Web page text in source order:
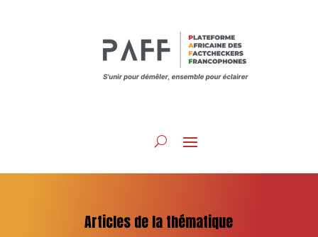
Articles de la thématique